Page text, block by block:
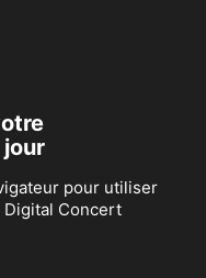
jour
pour utiliser
Concert